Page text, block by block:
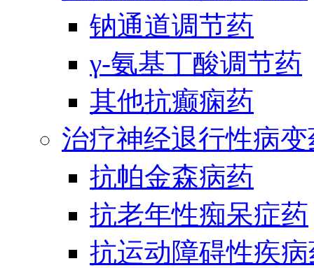
钠通道调节药
γ-氨基丁酸调节药
其他抗癫痫药
治疗神经退行性病
抗帕金森病药
抗老年性痴呆症药
抗运动障碍性疾